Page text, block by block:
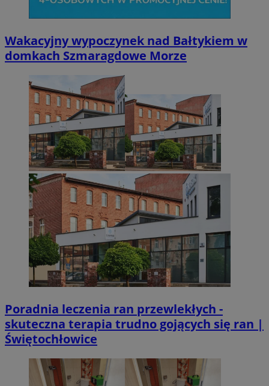
Wakacyjny wypoczynek nad Bałtykiem w
domkach Szmaragdowe Morze
Poradnia leczenia ran przewlekłych -
skuteczna terapia trudno gojących się ran |
Świętochłowice